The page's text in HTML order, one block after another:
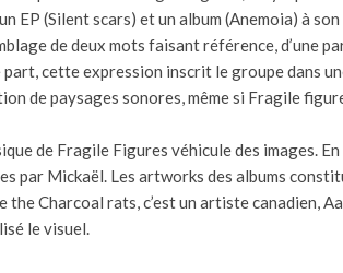
EP (Silent scars) et un album (Anemoia) à
de deux mots faisant référence, d’une
cette expression inscrit le groupe dans
de paysages sonores, même si Fragile
de Fragile Figures véhicule des images.
par Mickaël. Les artworks des albums
the Charcoal rats, c’est un artiste canadien,
le visuel.